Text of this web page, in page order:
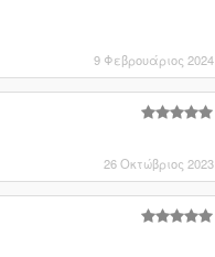
9 Φεβρουάριος 2024
26 Οκτώβριος 2023